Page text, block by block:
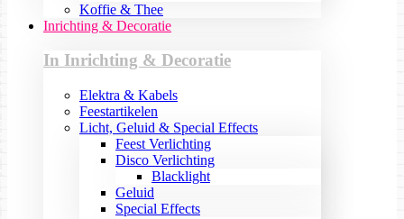
Koffie & Thee
Inrichting & Decoratie
In Inrichting & Decoratie
Elektra & Kabels
Feestartikelen
Licht, Geluid & Special Effects
Feest Verlichting
Disco Verlichting
Blacklight
Geluid
Special Effects